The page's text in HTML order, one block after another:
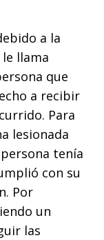
a la
llama
que
a recibir
Para
lesionada
tenía
con su
Por
un
las